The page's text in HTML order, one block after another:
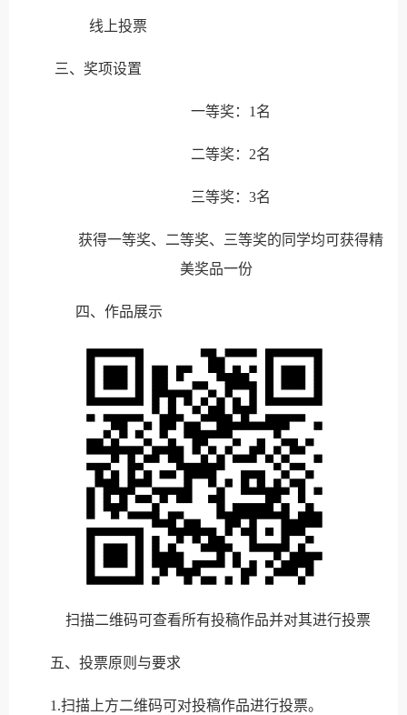
线上投票
三、奖项设置
一等奖：1名
二等奖：2名
三等奖：3名
获得一等奖、二等奖、三等奖的同学均可获得精
美奖品一份
四、作品展示
扫描二维码可查看所有投稿作品并对其进行投票
五、投票原则与要求
1.扫描上方二维码可对投稿作品进行投票。